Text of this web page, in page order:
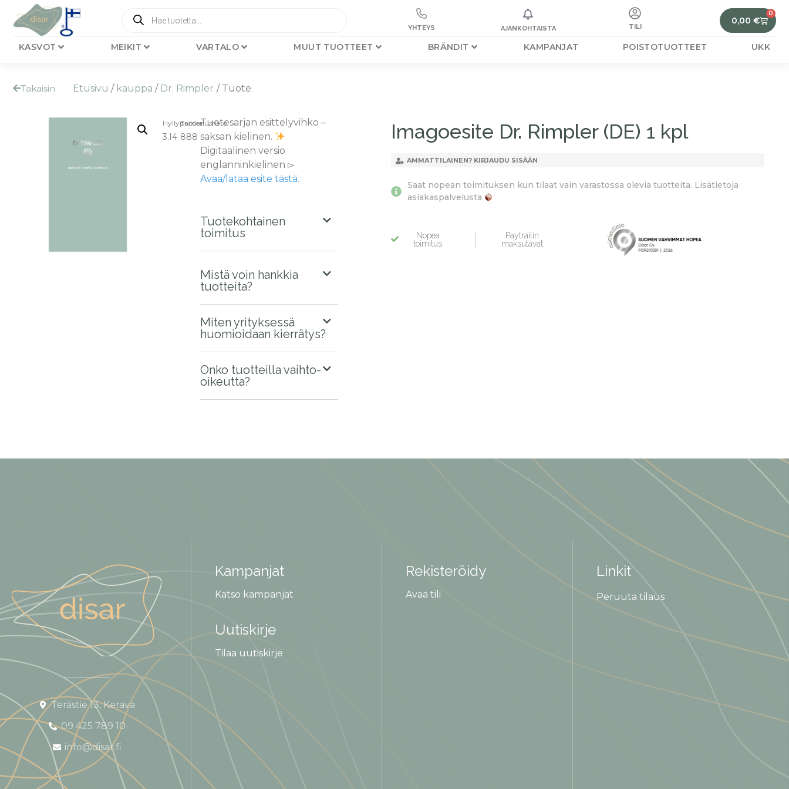
YHTEYS AJANKOHTAISTA TILI
0,00 €
0
KASVOT MEIKIT VARTALO MUUT TUOTTEET BRÄNDIT KAMPANJAT POISTOTUOTTEET UKK
Etusivu / kauppa / Dr. Rimpler / Tuote
Takaisin
Hyllypaikka:
3.I4
Tuotenumero
888
Tuotesarjan esittelyvihko –
saksan kielinen.
Digitaalinen versio
englanninkielinen ▻
Avaa/lataa esite tästä.
Tuotekohtainen
toimitus
Mistä voin hankkia
tuotteita?
Miten yrityksessä
huomioidaan kierrätys?
Onko tuotteilla vaihto-
oikeutta?
Imagoesite Dr. Rimpler (DE) 1 kpl
AMMATTILAINEN? KIRJAUDU SISÄÄN
Saat nopean toimituksen kun tilaat vain varastossa olevia tuotteita. Lisätietoja
asiakaspalvelusta
Nopea
toimitus
Paytrailin
maksutavat
Terästie 13, Kerava
09 425 789 10
info@disar.fi
Kampanjat
Katso kampanjat
Uutiskirje
Tilaa uutiskirje
Rekisteröidy
Avaa tili
Linkit
Peruuta tilaus